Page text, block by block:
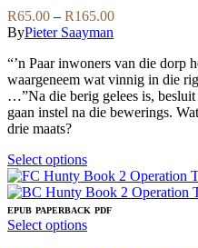
variants.
The
options
may
be
chosen
on
page
R65.00 – R165.00Price
through
R165.00
ByPieter Saayman
“’n Paar inwoners van die dorp
waargeneem wat vinnig in die
…”Na die berig gelees is,
gaan instel na die bewerings.
drie maats?
Select optionsThis
product
has
multiple
variants.
EPUB PAPERBACK PDF
Select optionsThis